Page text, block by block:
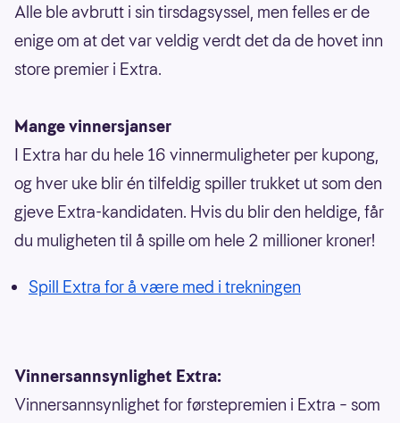
Alle ble avbrutt i sin tirsdagsyssel, men felles er de
enige om at det var veldig verdt det da de hovet inn
store premier i Extra.
Mange vinnersjanser
I Extra har du hele 16 vinnermuligheter per kupong,
og hver uke blir én tilfeldig spiller trukket ut som den
gjeve Extra-kandidaten. Hvis du blir den heldige, får
du muligheten til å spille om hele 2 millioner kroner!
Spill Extra for å være med i trekningen
Vinnersannsynlighet Extra:
Vinnersannsynlighet for førstepremien i Extra – som